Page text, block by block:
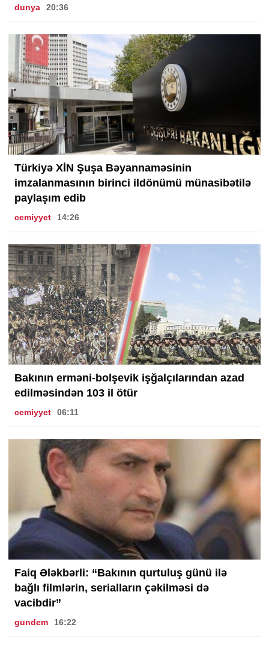
dunya 20:36
Türkiyə XİN Şuşa Bəyannaməsinin
imzalanmasının birinci ildönümü münasibətilə
paylaşım edib
cemiyyet 14:26
Bakının erməni-bolşevik işğalçılarından azad
edilməsindən 103 il ötür
cemiyyet 06:11
Faiq Ələkbərli: “Bakının qurtuluş günü ilə
bağlı filmlərin, serialların çəkilməsi də
vacibdir”
gundem 16:22